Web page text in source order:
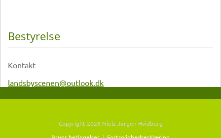
Bestyrelse
Kontakt
landsbyscenen@outlook.dk
Copyright 2026 Niels-Jørgen Hvidberg